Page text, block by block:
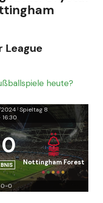
League
heute?
2024 | Spieltag 8
16:30
0
Nottingham Forest
0-0